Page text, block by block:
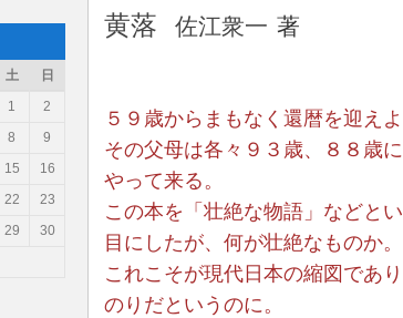
（読み物エッセイです)
ッフが各々勝手きままな読書感想文を書いております
黄落 佐江衆一 著
５９歳からまもなく還暦を迎え
その父母は各々９３歳、８８歳
やって来る。
この本を「壮絶な物語」などと
目にしたが、何が壮絶なものか。
これこそが現代日本の縮図であ
のりだというのに。
土
日
1
2
8
9
15
16
22
23
29
30